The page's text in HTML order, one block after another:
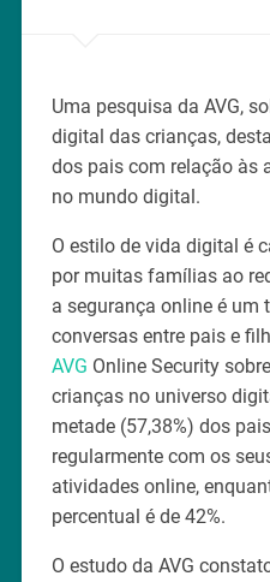
Uma pesquisa da AVG,
digital das crianças,
dos pais com relação às
no mundo digital.
O estilo de vida digital é
por muitas famílias ao
a segurança online é um
conversas entre pais e
AVG Online Security
crianças no universo
metade (57,38%) dos
regularmente com os
atividades online,
percentual é de 42%.
O estudo da AVG